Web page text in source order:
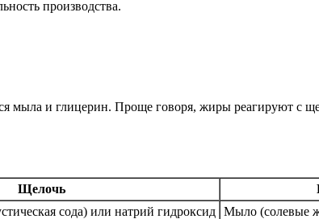
производства.
мыла и глицерин. Проще говоря, жиры реагируют с
Щелочь
сода) или натрий гидроксид Мыло (солевые